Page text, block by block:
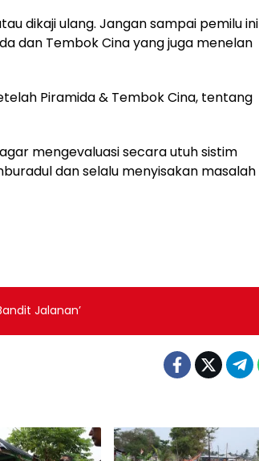
dikaji ulang. Jangan sampai pemilu ini
dan Tembok Cina yang juga menelan
Piramida & Tembok Cina, tentang
mengevaluasi secara utuh sistim
dan selalu menyisakan masalah
Jalanan’